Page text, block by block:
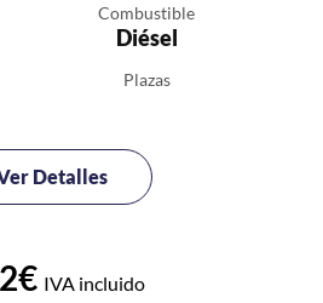
Combustible
Diésel
Plazas
Detalles
IVA incluido